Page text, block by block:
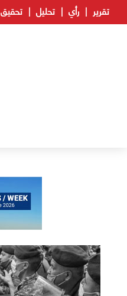
تقرير رأي تحليل تحقيق